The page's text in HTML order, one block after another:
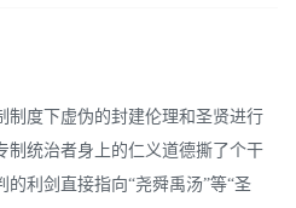
制度下虚伪的封建伦理和圣贤进行
制统治者身上的仁义道德撕了个干
利剑直接指向“尧舜禹汤”等“圣